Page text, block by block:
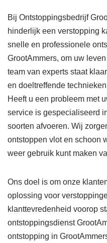
Bij Ontstoppingsbedrijf
hinderlijk een verstopping
snelle en professionele
GrootAmmers, om uw
team van experts staat
en doeltreffende
Heeft u een probleem met
service is gespecialiseerd
soorten afvoeren. Wij
ontstoppen vlot en schoon
weer gebruik kunt maken
Ons doel is om onze
oplossing voor
klanttevredenheid voorop
ontstoppingsdienst
ontstopping in